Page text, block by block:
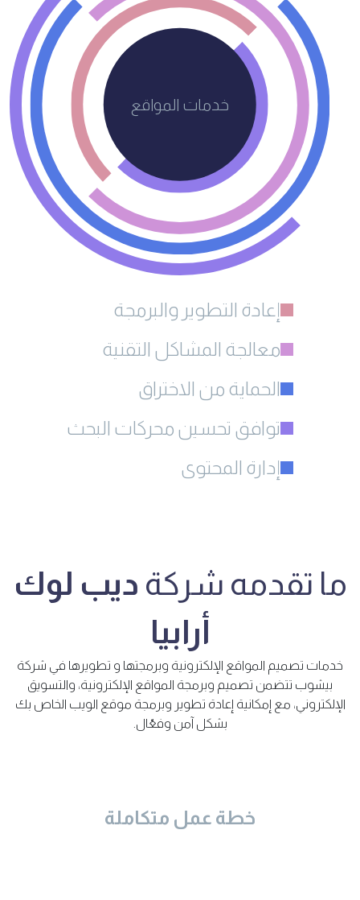
خدمات المواقع
إعادة التطوير والبرمجة
معالجة المشاكل التقنية
الحماية من الاختراق
توافق تحسين محركات البحث
إدارة المحتوى
ما تقدمه شركة ديب لوك
أرابيا
خدمات تصميم المواقع الإلكترونية وبرمجتها و تطويرها في شركة
بيشوب تتضمن تصميم وبرمجة المواقع الإلكترونية، والتسويق
الإلكتروني، مع إمكانية إعادة تطوير وبرمجة موقع الويب الخاص بك
بشكل آمن وفعّال.
خطة عمل متكاملة